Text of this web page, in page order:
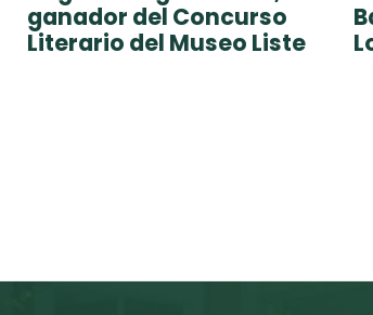
ganador del Concurso
Literario del Museo Liste